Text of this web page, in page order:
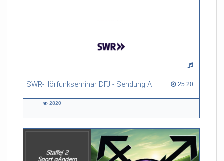
SWR-Hörfunkseminar DFJ - Sendung A 25:20
25:20 duration
2820